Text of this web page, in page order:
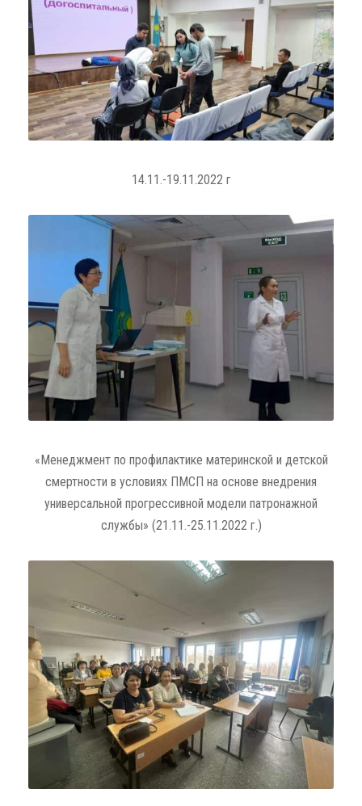
14.11.-19.11.2022 г
«Менеджмент по профилактике материнской и детской
смертности в условиях ПМСП на основе внедрения
универсальной прогрессивной модели патронажной
службы» (21.11.-25.11.2022 г.)